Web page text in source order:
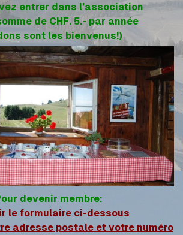
entrer dans l’association
de CHF. 5.- par année
sont les bienvenus!)
devenir membre:
le formulaire ci-dessous
adresse postale et votre numéro